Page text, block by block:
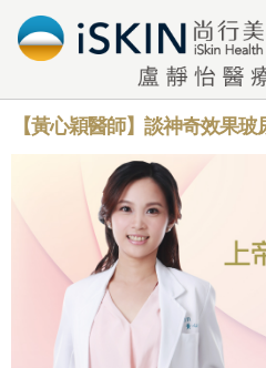
【黃心穎醫師】談神奇效果玻